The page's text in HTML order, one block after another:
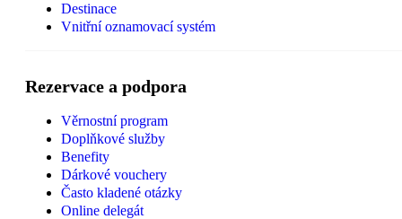
Destinace
Vnitřní oznamovací systém
Rezervace a podpora
Věrnostní program
Doplňkové služby
Benefity
Dárkové vouchery
Často kladené otázky
Online delegát